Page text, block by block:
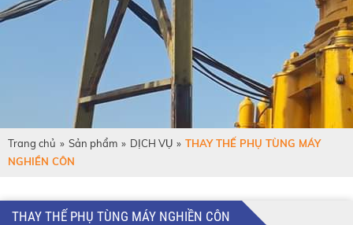
Trang chủ » Sản phẩm » DỊCH VỤ » THAY THẾ PHỤ TÙNG MÁY
NGHIỀN CÔN
THAY THẾ PHỤ TÙNG MÁY NGHIỀN CÔN